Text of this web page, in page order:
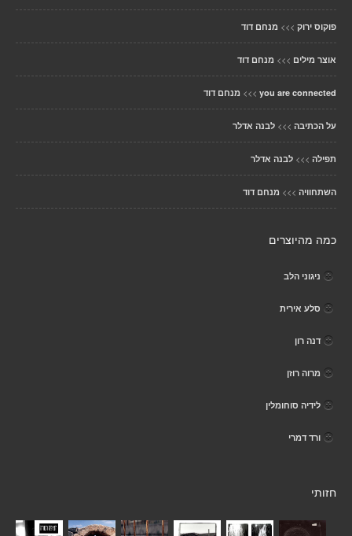
פוקוס ירוק >>> מנחם דוד
אוצר מילים >>> מנחם דוד
you are connected
>>> מנחם דוד
על הכתיבה >>> לבנה אדלר
תפילה >>> לבנה אדלר
השתחוויה >>> מנחם דוד
כמה מהיוצרים
ניגוני הלב
סלע אירית
דנה רון
מרוה רוזן
לידיה סוחומלין
ורד דמרי
חזותי